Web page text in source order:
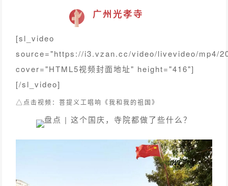
广州光孝寺
[sl_video
source="https://i3.vzan.cc/video/livevideo/mp4/
cover="HTML5视频封面地址" height="416"]
[/sl_video]
△ 点击视频：菩提义工唱响《我和我的祖国》